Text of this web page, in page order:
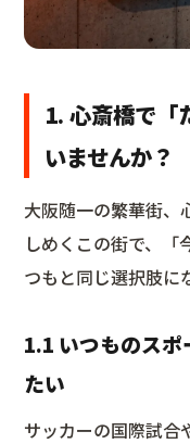
1. 心斎橋で「
いませんか？
大阪随一の繁華街、
しめくこの街で、
つもと同じ選択肢に
1.1 いつものス
たい
サッカーの国際試合